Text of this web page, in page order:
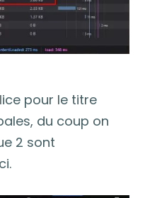
pour le titre
du coup on
2 sont